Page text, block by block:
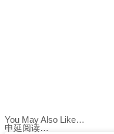
You May Also Like…
申延阅读…